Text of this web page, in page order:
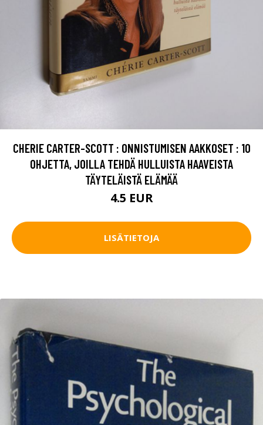
CHERIE CARTER-SCOTT : ONNISTUMISEN AAKKOSET : 10
OHJETTA, JOILLA TEHDÄ HULLUISTA HAAVEISTA
TÄYTELÄISTÄ ELÄMÄÄ
4.5 EUR
LISÄTIETOJA